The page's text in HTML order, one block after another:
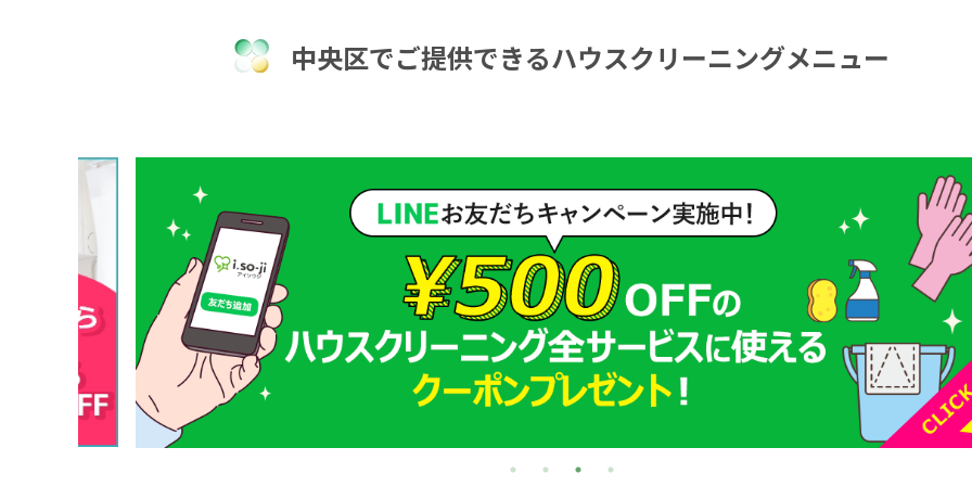
中央区でご提供できるハウスクリーニングメニュー